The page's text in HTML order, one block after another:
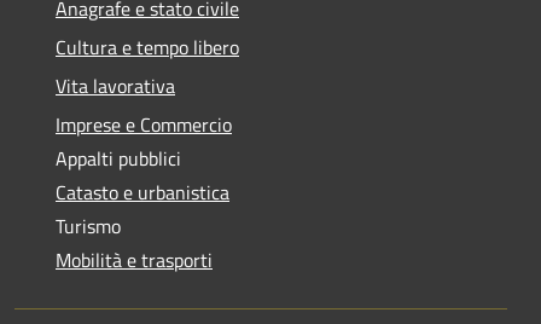
Anagrafe e stato civile
Cultura e tempo libero
Vita lavorativa
Imprese e Commercio
Appalti pubblici
Catasto e urbanistica
Turismo
Mobilità e trasporti